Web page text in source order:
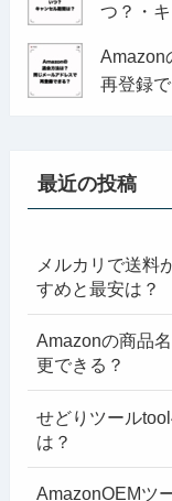
つ？・
Amazon
再登録
最近の投稿
メルカリで送料
すめと最安は？
Amazonの商品
更できる？
せどりツール
は？
AmazonOEMツ